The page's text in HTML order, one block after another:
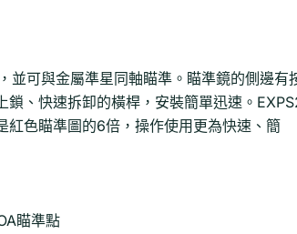
並可與金屬準星同軸瞄準。瞄準鏡的側邊有
、快速拆卸的橫桿，安裝簡單迅速。
紅色瞄準圖的6倍，操作使用更為快速、簡
瞄準點